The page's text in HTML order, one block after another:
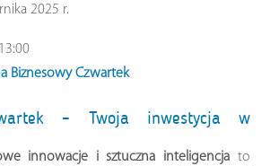
2025 r.
Biznesowy Czwartek
– Twoja inwestycja w
innowacje i sztuczna inteligencja to